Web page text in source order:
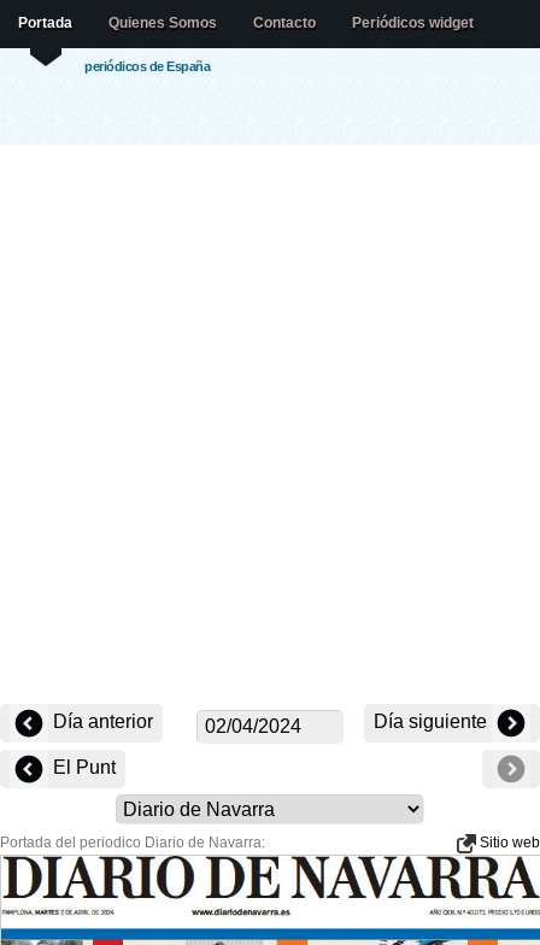
periódicos de España
Portada Quienes Somos Contacto Periódicos widget
Día anterior Día siguiente
El Punt
Portada del periodico Diario de Navarra: Sitio web